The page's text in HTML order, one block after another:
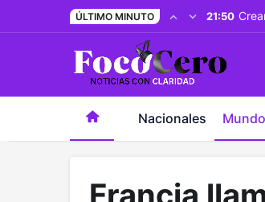
pusulabet giriş-trwin giriş levabet -
ÚLTIMO MINUTO 21:50
Nacionales Mundo